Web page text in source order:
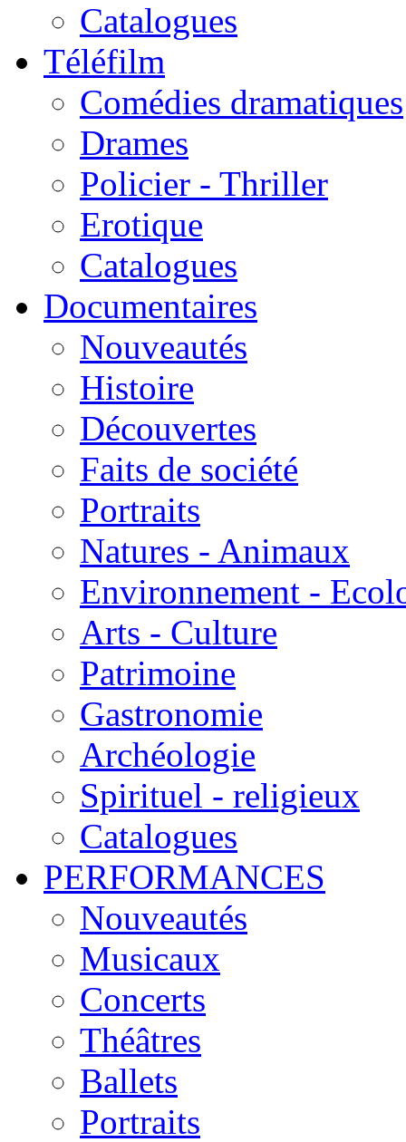
Catalogues
Téléfilm
Comédies dramatiques
Drames
Policier - Thriller
Erotique
Catalogues
Documentaires
Nouveautés
Histoire
Découvertes
Faits de société
Portraits
Natures - Animaux
Environnement -
Arts - Culture
Patrimoine
Gastronomie
Archéologie
Spirituel - religieux
Catalogues
PERFORMANCES
Nouveautés
Musicaux
Concerts
Théâtres
Ballets
Portraits